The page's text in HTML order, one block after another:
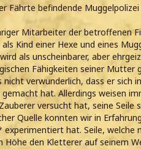
Fährte befindende
Mitarbeiter der betroffenen
Kind einer Hexe und eines
als unscheinbarer, aber
Fähigkeiten seiner Mutter
verwunderlich, dass er sich
hat. Allerdings weisen
versucht hat, seine Seile
Quelle konnten wir in
experimentiert hat. Seile, welche
Höhe den Kletterer auf seinem